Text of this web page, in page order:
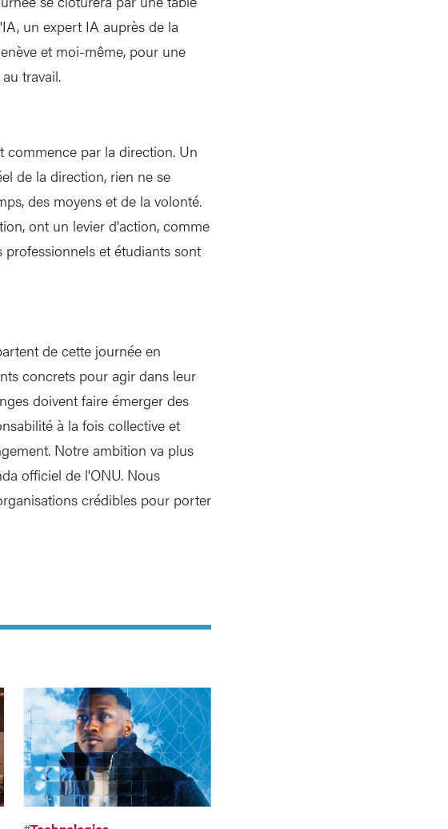
un expert IA auprès de la
et moi-même, pour une
travail.
commence par la direction. Un
de la direction, rien ne se
des moyens et de la volonté.
ont un levier d'action, comme
professionnels et étudiants sont
de cette journée en
concrets pour agir dans leur
doivent faire émerger des
à la fois collective et
Notre ambition va plus
officiel de l'ONU. Nous
crédibles pour porter